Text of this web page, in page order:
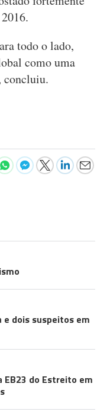
todo o lado,
como uma
concluiu.
e dois suspeitos em
EB23 do Estreito em